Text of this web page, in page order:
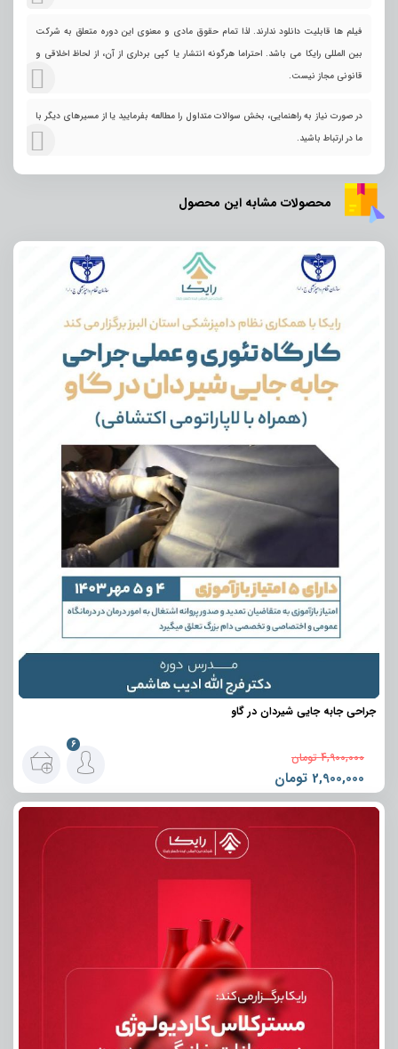
فیلم ها قابلیت دانلود ندارند. لذا تمام حقوق مادی و معنوی این دوره متعلق به شرکت
بین المللی رایکا می باشد. احتراما هرگونه انتشار یا کپی برداری از آن، از لحاظ اخلاقی و
قانونی مجاز نیست.
در صورت نیاز به راهنمایی، بخش سوالات متداول را مطالعه بفرمایید یا از مسیرهای دیگر با
ما در ارتباط باشید.
محصولات مشابه این محصول
جراحی جابه جایی شیردان در گاو
4,900,000 تومان
2,900,000 تومان
6